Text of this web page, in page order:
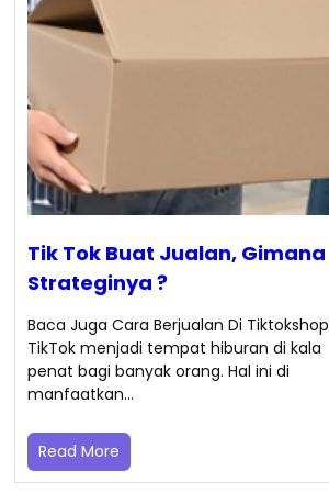
Tik Tok Buat Jualan, Gimana
Strateginya ?
Baca Juga Cara Berjualan Di Tiktokshop
TikTok menjadi tempat hiburan di kala
penat bagi banyak orang. Hal ini di
manfaatkan…
Read More